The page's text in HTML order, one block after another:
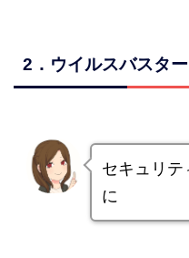
2．ウイルスバスタ
セキュリテ
に